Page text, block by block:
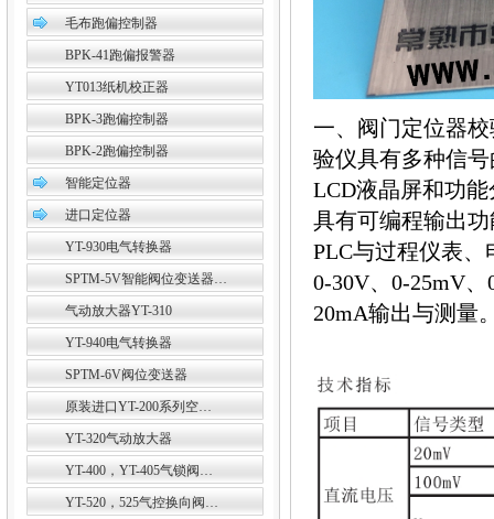
毛布跑偏控制器
BPK-41跑偏报警器
YT013纸机校正器
BPK-3跑偏控制器
BPK-2跑偏控制器
智能定位器
进口定位器
YT-930电气转换器
SPTM-5V智能阀位变送器…
气动放大器YT-310
YT-940电气转换器
SPTM-6V阀位变送器
原装进口YT-200系列空…
YT-320气动放大器
YT-400，YT-405气锁阀…
YT-520，525气控换向阀…
一、阀门定位器
验仪具有多种信
LCD液晶屏和功
具有可编程输出
PLC与过程仪表
0-30V、0-25mV
20mA输出与测量